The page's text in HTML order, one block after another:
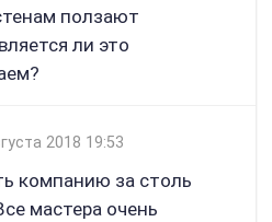
ползают
ли это
2018 19:53
компанию за столь
мастера очень